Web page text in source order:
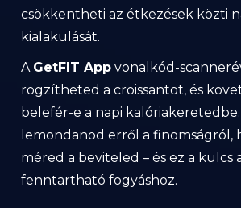
csökkentheti az étkezések közti
kialakulását.
A GetFIT App vonalkód-
rögzítheted a croissantot, és
belefér-e a napi kalóriakeretedbe.
lemondanod erről a finomságról,
méred a beviteled – és ez a kulcs
fenntartható fogyáshoz.